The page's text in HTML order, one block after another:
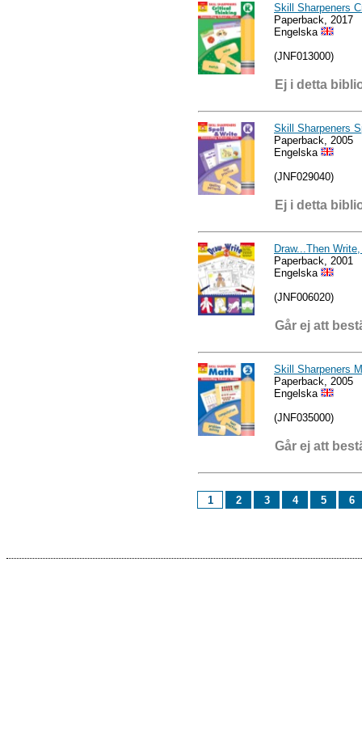
Skill Sharpeners
Paperback, 2017
Engelska
(JNF013000)
Ej i detta
Skill Sharpeners
Paperback, 2005
Engelska
(JNF029040)
Ej i detta
Draw...Then
Paperback, 2001
Engelska
(JNF006020)
Går ej att
Skill Sharpeners
Paperback, 2005
Engelska
(JNF035000)
Går ej att
1 2 3 4 5 6